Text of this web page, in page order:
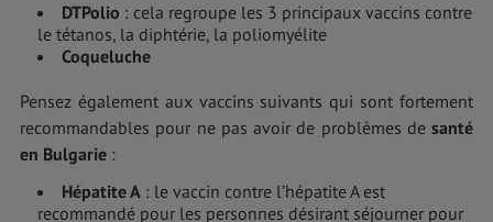
DTPolio : cela regroupe les 3 principaux vaccins contre
le tétanos, la diphtérie, la poliomyélite
Coqueluche
Pensez également aux vaccins suivants qui sont fortement
recommandables pour ne pas avoir de problèmes de santé
en Bulgarie :
Hépatite A : le vaccin contre l’hépatite A est
recommandé pour les personnes désirant séjourner pour